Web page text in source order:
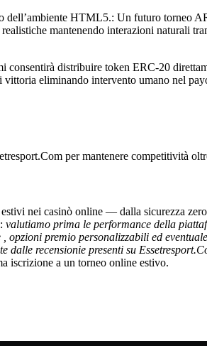
HTML5.: Un futuro torneo
mantenendo interazioni naturali
distribuire token ERC‑20
eliminando intervento umano nel
per mantenere competitività
nei casinò online — dalla sicurezza
valutiamo prima le performance della
premio personalizzabili ed
dalle recensionie presenti su
iscrizione a un torneo online estivo.